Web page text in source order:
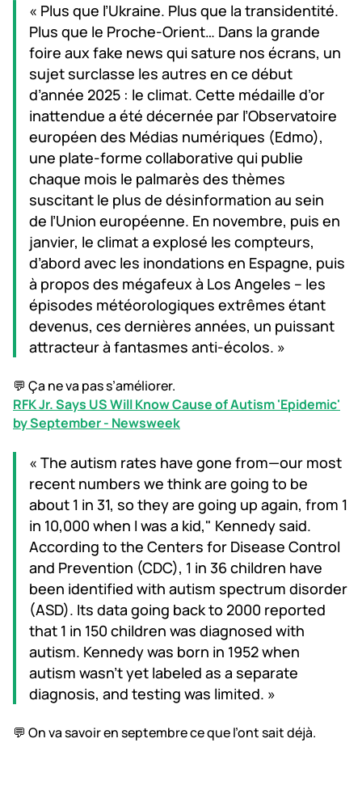
« Plus que l’Ukraine. Plus que la transidentité.
Plus que le Proche-Orient… Dans la grande
foire aux fake news qui sature nos écrans, un
sujet surclasse les autres en ce début
d’année 2025 : le climat. Cette médaille d’or
inattendue a été décernée par l’Observatoire
européen des Médias numériques (Edmo),
une plate-forme collaborative qui publie
chaque mois le palmarès des thèmes
suscitant le plus de désinformation au sein
de l’Union européenne. En novembre, puis en
janvier, le climat a explosé les compteurs,
d’abord avec les inondations en Espagne, puis
à propos des mégafeux à Los Angeles – les
épisodes météorologiques extrêmes étant
devenus, ces dernières années, un puissant
attracteur à fantasmes anti-écolos. »
💬 Ça ne va pas s’améliorer.
RFK Jr. Says US Will Know Cause of Autism 'Epidemic'
by September - Newsweek
« The autism rates have gone from—our most
recent numbers we think are going to be
about 1 in 31, so they are going up again, from 1
in 10,000 when I was a kid," Kennedy said.
According to the Centers for Disease Control
and Prevention (CDC), 1 in 36 children have
been identified with autism spectrum disorder
(ASD). Its data going back to 2000 reported
that 1 in 150 children was diagnosed with
autism. Kennedy was born in 1952 when
autism wasn't yet labeled as a separate
diagnosis, and testing was limited. »
💬 On va savoir en septembre ce que l’ont sait déjà.